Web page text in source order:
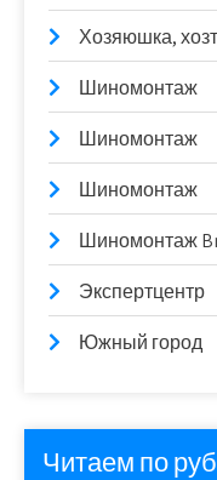
Хозяюшка,
Шиномонтаж
Шиномонтаж
Шиномонтаж
Шиномонтаж
Экспертцентр
Южный город
Читаем по